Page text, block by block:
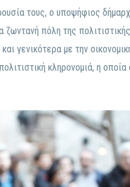
τους, ο υποψήφιος
ζωντανή πόλη της
γενικότερα με την
κληρονομιά, η